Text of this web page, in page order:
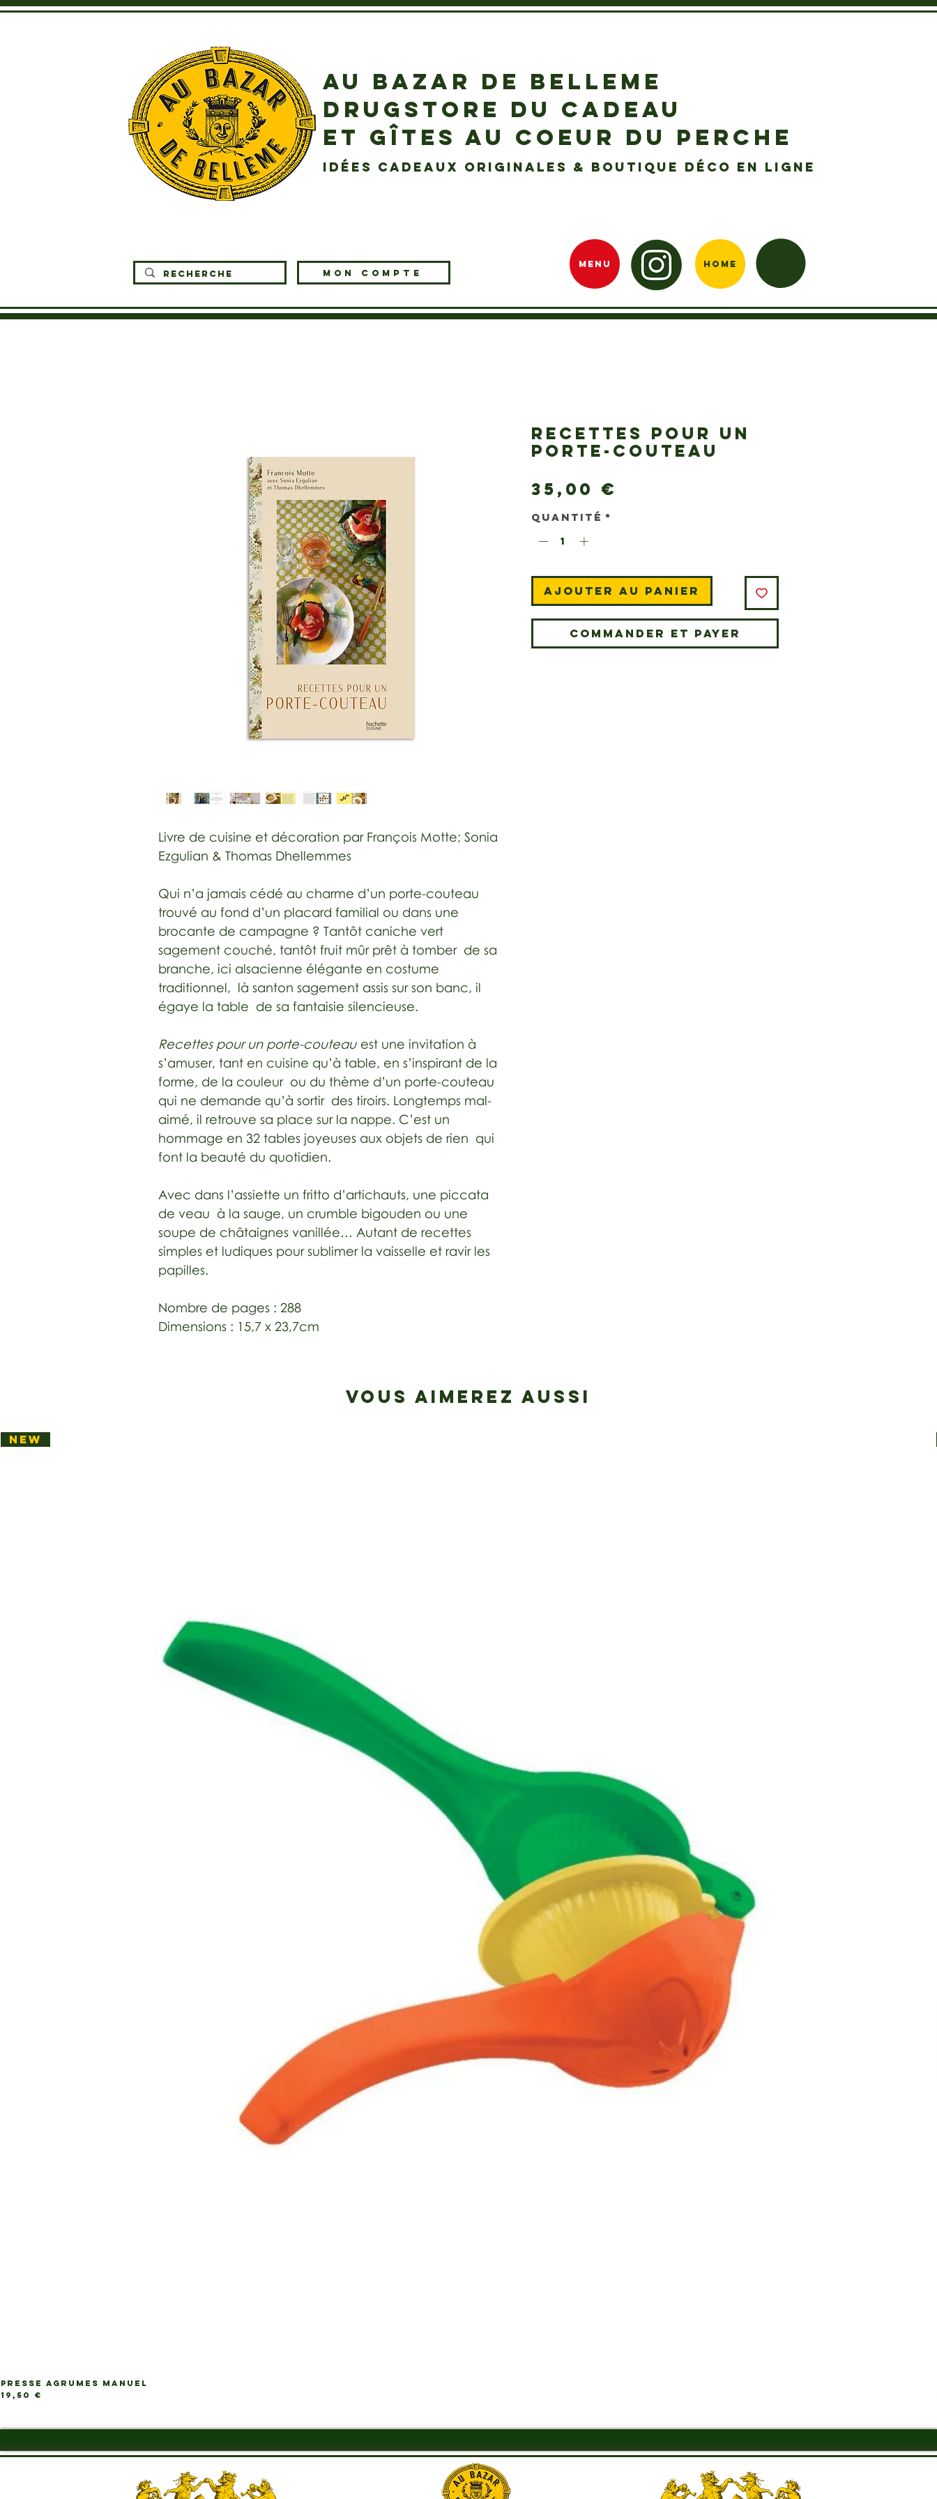
AU BAZAR DE BELLEME
DRUGSTORE DU CADEAU
ET GÎTES AU COEUR DU PERCHE
idées cadeaux originales & boutique déco en ligne
MON COMPTE
MENU Home
Livre de cuisine et décoration par François Motte; Sonia
Ezgulian & Thomas Dhellemmes
Qui n’a jamais cédé au charme d’un porte-couteau
trouvé au fond d’un placard familial ou dans une
brocante de campagne ? Tantôt caniche vert
sagement couché, tantôt fruit mûr prêt à tomber de sa
branche, ici alsacienne élégante en costume
traditionnel, là santon sagement assis sur son banc, il
égaye la table de sa fantaisie silencieuse.
Recettes pour un porte-couteau est une invitation à
s’amuser, tant en cuisine qu’à table, en s’inspirant de la
forme, de la couleur ou du thème d’un porte-couteau
qui ne demande qu’à sortir des tiroirs. Longtemps mal-
aimé, il retrouve sa place sur la nappe. C’est un
hommage en 32 tables joyeuses aux objets de rien qui
font la beauté du quotidien.
Avec dans l’assiette un fritto d’artichauts, une piccata
de veau à la sauge, un crumble bigouden ou une
soupe de châtaignes vanillée… Autant de recettes
simples et ludiques pour sublimer la vaisselle et ravir les
papilles.
Nombre de pages : 288
Dimensions : 15,7 x 23,7cm
RECETTES POUR UN
PORTE-COUTEAU
35,00 €
Quantité *
Ajouter au panier
Commander et payer
VOUS AIMEREZ AUSSI
NEW
PRESSE AGRUMES MANUEL
Prix
19,50 €